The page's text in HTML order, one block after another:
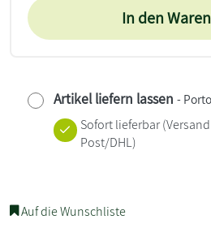
In den
Artikel liefern lassen -
Sofort lieferbar
Post/DHL)
Auf die Wunschliste